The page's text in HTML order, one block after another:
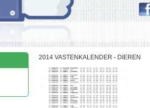
2014 VASTENKALENDER - DIEREN